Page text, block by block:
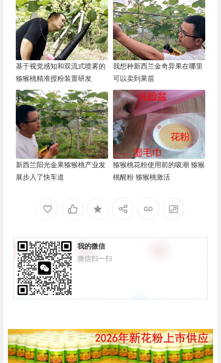
基于视觉感知和双流式喷雾的
猕猴桃精准授粉装置研发
我想种新西兰金奇异果在哪里
可以卖到果苗
新西兰阳光金果猕猴桃产业发
展步入了快车道
猕猴桃花粉使用前的吸潮 猕猴
桃醒粉 猕猴桃激活
我的微信
微信扫一扫